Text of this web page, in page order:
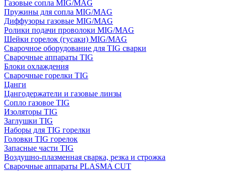
Газовые сопла MIG/MAG
Пружины для сопла MIG/MAG
Диффузоры газовые MIG/MAG
Ролики подачи проволоки MIG/MAG
Шейки горелок (гусаки) MIG/MAG
Сварочное оборудование для TIG сварки
Сварочные аппараты TIG
Блоки охлаждения
Сварочные горелки TIG
Цанги
Цангодержатели и газовые линзы
Сопло газовое TIG
Изоляторы TIG
Заглушки TIG
Наборы для TIG горелки
Головки TIG горелок
Запасные части TIG
Воздушно-плазменная сварка, резка и строжка
Сварочные аппараты PLASMA CUT